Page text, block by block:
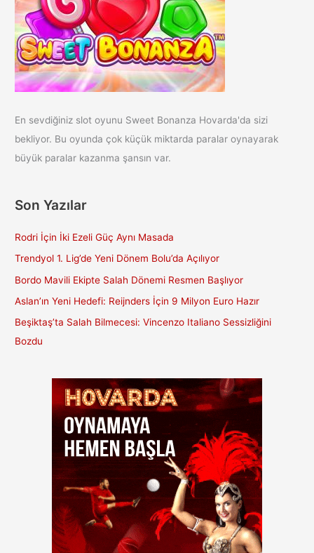
En sevdiğiniz slot oyunu Sweet Bonanza Hovarda'da sizi
bekliyor. Bu oyunda çok küçük miktarda paralar oynayarak
büyük paralar kazanma şansın var.
Son Yazılar
Rodri İçin İki Ezeli Güç Aynı Masada
Trendyol 1. Lig’de Yeni Dönem Bolu’da Açılıyor
Bordo Mavili Ekipte Salah Dönemi Resmen Başlıyor
Aslan’ın Yeni Hedefi: Reijnders İçin 9 Milyon Euro Hazır
Beşiktaş’ta Salah Bilmecesi: Vincenzo Italiano Sessizliğini
Bozdu